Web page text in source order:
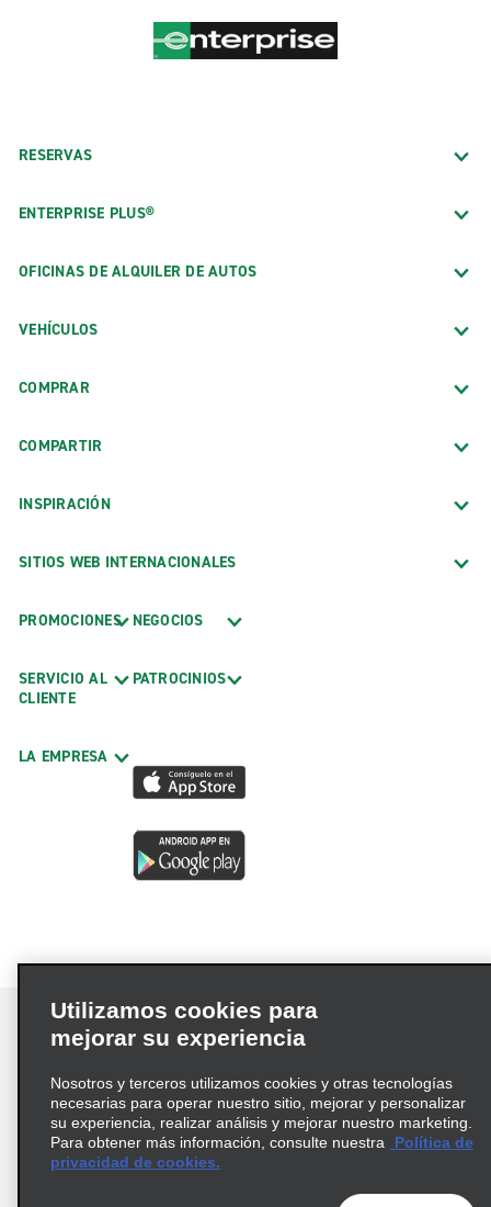
RESERVAS
ENTERPRISE PLUS®
OFICINAS DE ALQUILER DE AUTOS
VEHÍCULOS
COMPRAR
COMPARTIR
INSPIRACIÓN
SITIOS WEB INTERNACIONALES
PROMOCIONES
SERVICIO AL
CLIENTE
LA EMPRESA
NEGOCIOS
PATROCINIOS
Términos de uso
Política de privacidad
Política de cookies
Información de Salud del Consumidor
Utilizamos cookies para
mejorar su experiencia
Nosotros y terceros utilizamos cookies y otras tecnologías
necesarias para operar nuestro sitio, mejorar y personalizar
su experiencia, realizar análisis y mejorar nuestro marketing.
Para obtener más información, consulte nuestra
Política de
privacidad de cookies.